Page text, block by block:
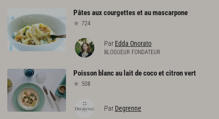
Pâtesauxcourgettesetaumascarpone
724
Par Edda Onorato
BLOGUEUR FONDATEUR
Poisson blancau laitdecocoetcitronvert
508
Par Degrenne